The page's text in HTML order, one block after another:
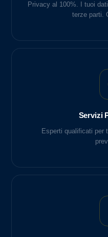
Privacy al 100%. I tuoi
terze parti.
Servizi
Esperti qualificati per